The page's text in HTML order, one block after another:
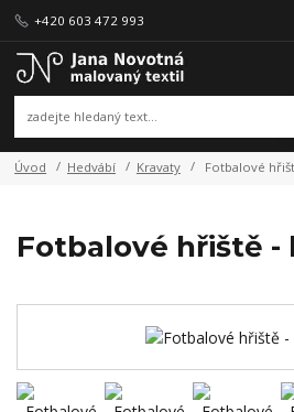
+420 603 472 993
Úvod Hedvábí Kravaty Fotbalové
Fotbalové hřiště -